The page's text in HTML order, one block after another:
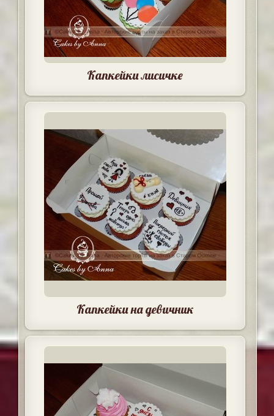
Капкейки лисичке
Капкейки на девичник